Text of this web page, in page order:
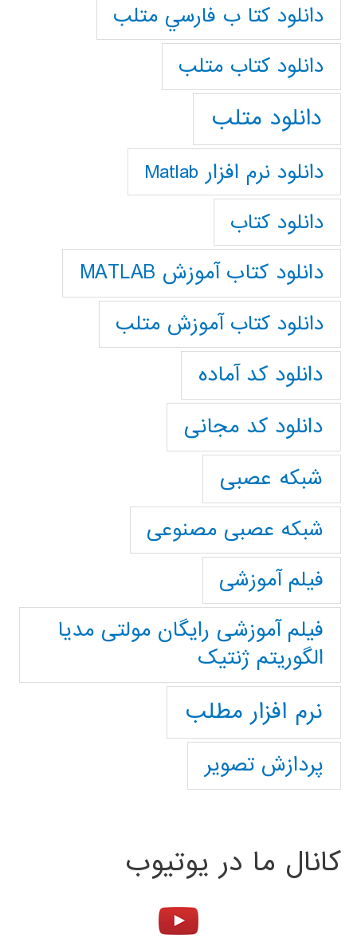
دانلود كتا ب فارسي متلب
دانلود كتاب متلب
دانلود متلب
دانلود نرم افزار Matlab
دانلود کتاب
دانلود کتاب آموزش MATLAB
دانلود کتاب آموزش متلب
دانلود کد آماده
دانلود کد مجانی
شبکه عصبی
شبکه عصبی مصنوعی
فیلم آموزشی
فیلم آموزشی رایگان مولتی مدیا
الگوریتم ژنتیک
نرم افزار مطلب
پردازش تصویر
کانال ما در یوتیوب